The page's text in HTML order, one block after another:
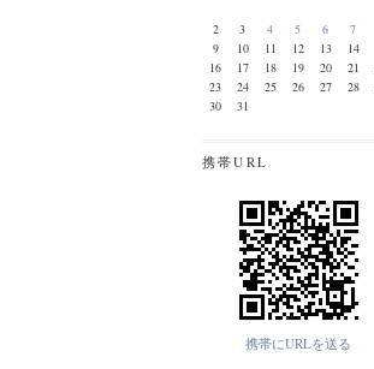
2
3 4 5 6 7
9
10 11 12 13 14
16
17 18 19 20 21
23
24 25 26 27 28
30
31
携帯URL
携帯にURLを送る